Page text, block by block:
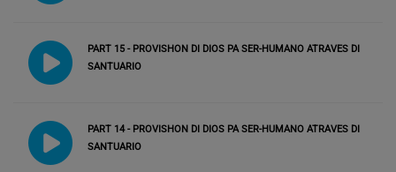
PART 15 - PROVISHON DI DIOS PA SER-HUMANO ATRAVES DI
SANTUARIO
PART 14 - PROVISHON DI DIOS PA SER-HUMANO ATRAVES DI
SANTUARIO